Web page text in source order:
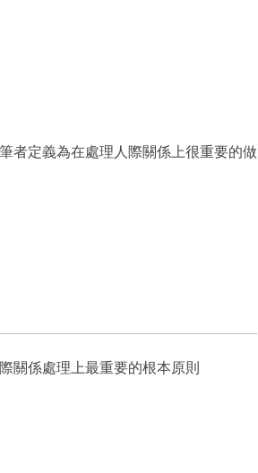
者定義為在處理人際關係上很重要的做
關係處理上最重要的根本原則